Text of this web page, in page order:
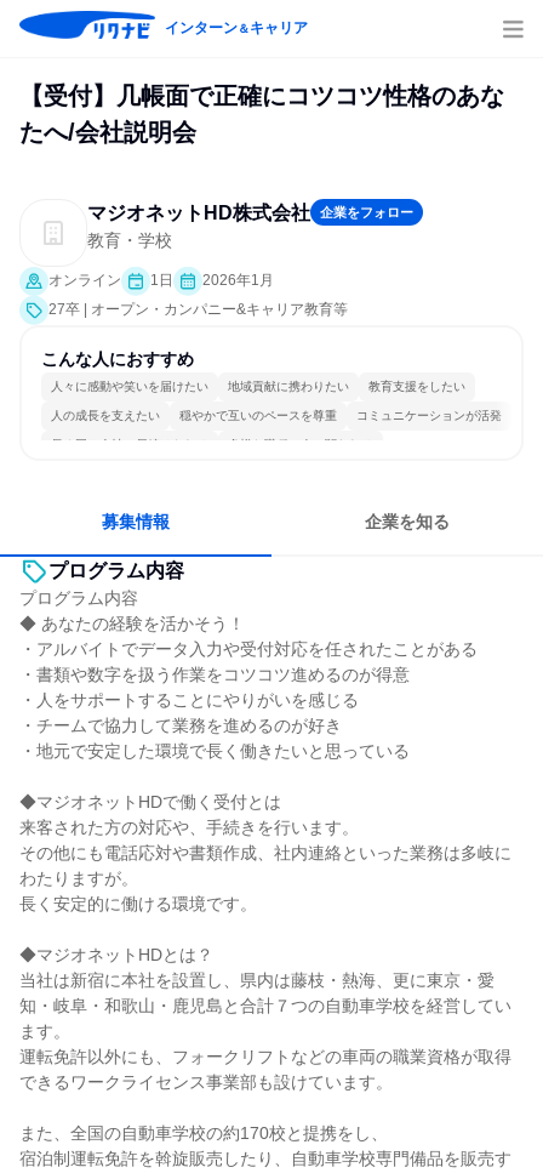
インターン＆キャリア
【受付】几帳面で正確にコツコツ性格のあな
たへ/会社説明会
マジオネットHD株式会社 企業をフォロー
教育・学校
オンライン 1日
2026年1月
27卒 | オープン・カンパニー&キャリア教育等
こんな人におすすめ
人々に感動や笑いを届けたい 地域貢献に携わりたい 教育支援をしたい
人の成長を支えたい 穏やかで互いのペースを尊重 コミュニケーションが活発
長く同じ会社に居続けられる 多様な職種の人と関われる
募集情報 企業を知る
プログラム内容
プログラム内容
◆ あなたの経験を活かそう！
・アルバイトでデータ入力や受付対応を任されたことがある
・書類や数字を扱う作業をコツコツ進めるのが得意
・人をサポートすることにやりがいを感じる
・チームで協力して業務を進めるのが好き
・地元で安定した環境で長く働きたいと思っている
◆マジオネットHDで働く受付とは
来客された方の対応や、手続きを行います。
その他にも電話応対や書類作成、社内連絡といった業務は多岐に
わたりますが。
長く安定的に働ける環境です。
◆マジオネットHDとは？
当社は新宿に本社を設置し、県内は藤枝・熱海、更に東京・愛
知・岐阜・和歌山・鹿児島と合計７つの自動車学校を経営してい
ます。
運転免許以外にも、フォークリフトなどの車両の職業資格が取得
できるワークライセンス事業部も設けています。
また、全国の自動車学校の約170校と提携をし、
宿泊制運転免許を斡旋販売したり、自動車学校専門備品を販売す